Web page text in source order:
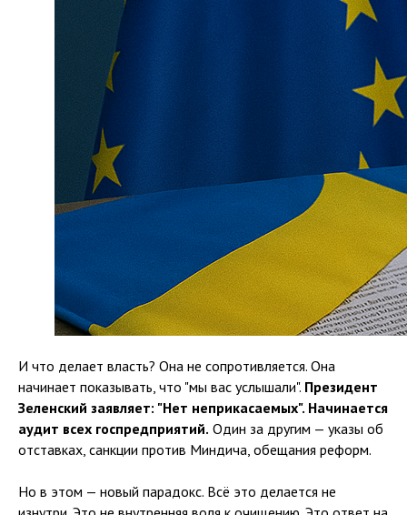
И что делает власть? Она не сопротивляется. Она
начинает показывать, что "мы вас услышали". Президент
Зеленский заявляет: "Нет неприкасаемых". Начинается
аудит всех госпредприятий. Один за другим — указы об
отставках, санкции против Миндича, обещания реформ.
Но в этом — новый парадокс. Всё это делается не